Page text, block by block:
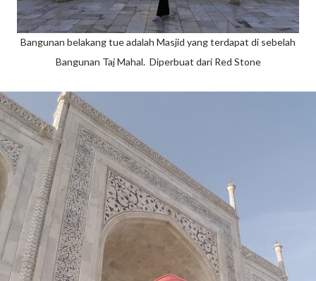
Bangunan belakang tue adalah Masjid yang terdapat di sebelah
Bangunan Taj Mahal. Diperbuat dari Red Stone